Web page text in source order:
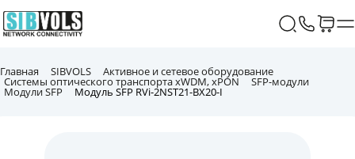
Главная SIBVOLS Активное и сетевое оборудование
Системы оптического транспорта xWDM, xPON SFP-модули
Модули SFP Модуль SFP RVi-2NST21-BX20-I